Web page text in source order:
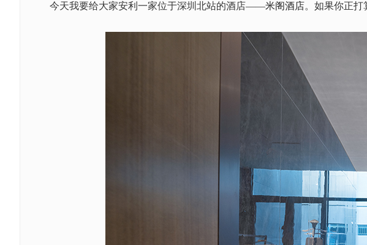
今天我要给大家安利一家位于深圳北站的酒店——米阁酒店。如果你正打